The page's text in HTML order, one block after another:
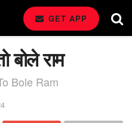
GET APP
बोले राम
Bole Ram